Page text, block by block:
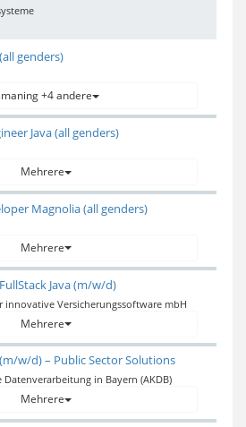
genders)
+4 andere
Java (all genders)
Mehrere
Magnolia (all genders)
Mehrere
Java (m/w/d)
innovative Versicherungssoftware mbH
Mehrere
w/d) – Public Sector Solutions
in Bayern (AKDB)
Mehrere